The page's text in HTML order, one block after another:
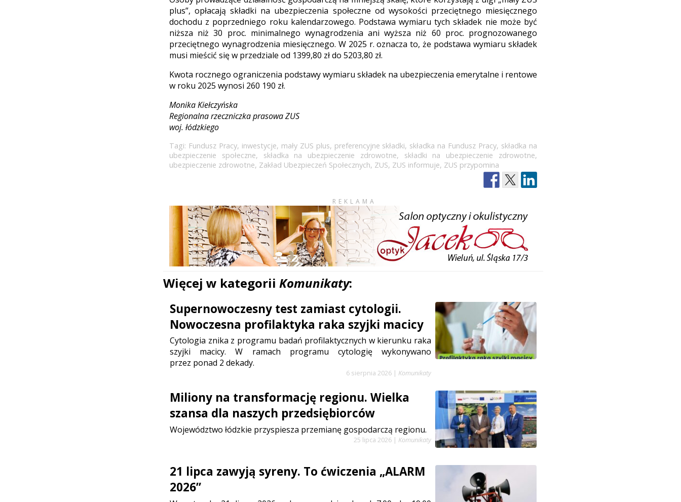
plus”, opłacają składki na ubezpieczenia społeczne od wysokości przeciętnego miesięcznego
dochodu z poprzedniego roku kalendarzowego. Podstawa wymiaru tych składek nie może być
niższa niż 30 proc. minimalnego wynagrodzenia ani wyższa niż 60 proc. prognozowanego
przeciętnego wynagrodzenia miesięcznego. W 2025 r. oznacza to, że podstawa wymiaru składek
musi mieścić się w przedziale od 1399,80 zł do 5203,80 zł.
Kwota rocznego ograniczenia podstawy wymiaru składek na ubezpieczenia emerytalne i rentowe
w roku 2025 wynosi 260 190 zł.
Monika Kiełczyńska
Regionalna rzeczniczka prasowa ZUS
woj. łódzkiego
Tagi: Fundusz Pracy, inwestycje, mały ZUS plus, preferencyjne składki, składka na Fundusz Pracy, składka na
ubezpieczenie społeczne, składka na ubezpieczenie zdrowotne, składki na ubezpieczenie zdrowotne,
ubezpieczenie zdrowotne, Zakład Ubezpieczeń Społecznych, ZUS, ZUS informuje, ZUS przypomina
REKLAMA
Więcej w kategorii Komunikaty:
Supernowoczesny test zamiast cytologii.
Nowoczesna profilaktyka raka szyjki macicy
Cytologia znika z programu badań profilaktycznych w kierunku raka
szyjki macicy. W ramach programu cytologię wykonywano
przez ponad 2 dekady.
6 sierpnia 2026 | Komunikaty
Miliony na transformację regionu. Wielka
szansa dla naszych przedsiębiorców
Województwo łódzkie przyspiesza przemianę gospodarczą regionu.
25 lipca 2026 | Komunikaty
21 lipca zawyją syreny. To ćwiczenia „ALARM
2026”